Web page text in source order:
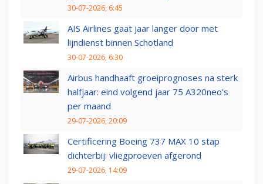
30-07-2026, 6:45
AIS Airlines gaat jaar langer door met
lijndienst binnen Schotland
30-07-2026, 6:30
Airbus handhaaft groeiprognoses na sterk
halfjaar: eind volgend jaar 75 A320neo’s
per maand
29-07-2026, 20:09
Certificering Boeing 737 MAX 10 stap
dichterbij: vliegproeven afgerond
29-07-2026, 14:09